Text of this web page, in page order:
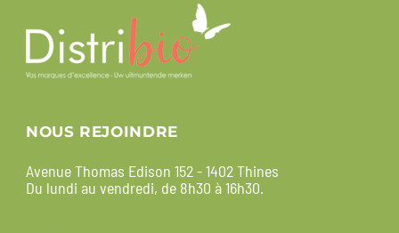
NOUS REJOINDRE
Avenue Thomas Edison 152 - 1402 Thines
Du lundi au vendredi, de 8h30 à 16h30.